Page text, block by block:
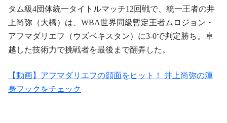
タム級4団体統一タイトルマッチ12回戦で、統一王者の井
上尚弥（大橋）は、WBA世界同級暫定王者ムロジョン・
アフマダリエフ（ウズベキスタン）に3-0で判定勝ち。卓
越した技術力で挑戦者を最後まで翻弄した。
【動画】アフマダリエフの顔面をヒット！ 井上尚弥の渾
身フックをチェック